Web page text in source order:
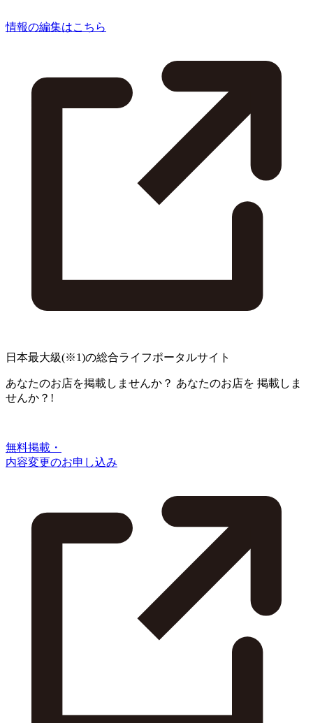
情報の編集はこちら
日本最大級(※1)の総合ライフポータルサイト
あなたのお店を掲載しませんか？ あなたのお店を 掲載しま
せんか？!
無料掲載・
内容変更のお申し込み